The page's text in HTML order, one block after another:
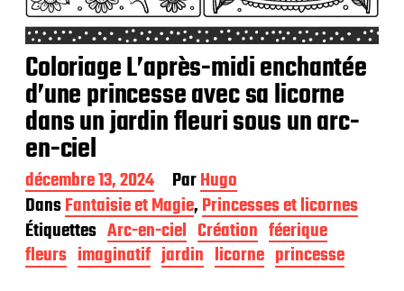
Coloriage L’après-midi enchantée
d’une princesse avec sa licorne
dans un jardin fleuri sous un arc-
en-ciel
D
a
t
e
d
e
décembre 13, 2024 ParHugo
DansFantaisie et Magie,Princesses et licornes
Étiquettes Arc-en-ciel Création féerique
fleurs imaginatif jardin licorne princesse